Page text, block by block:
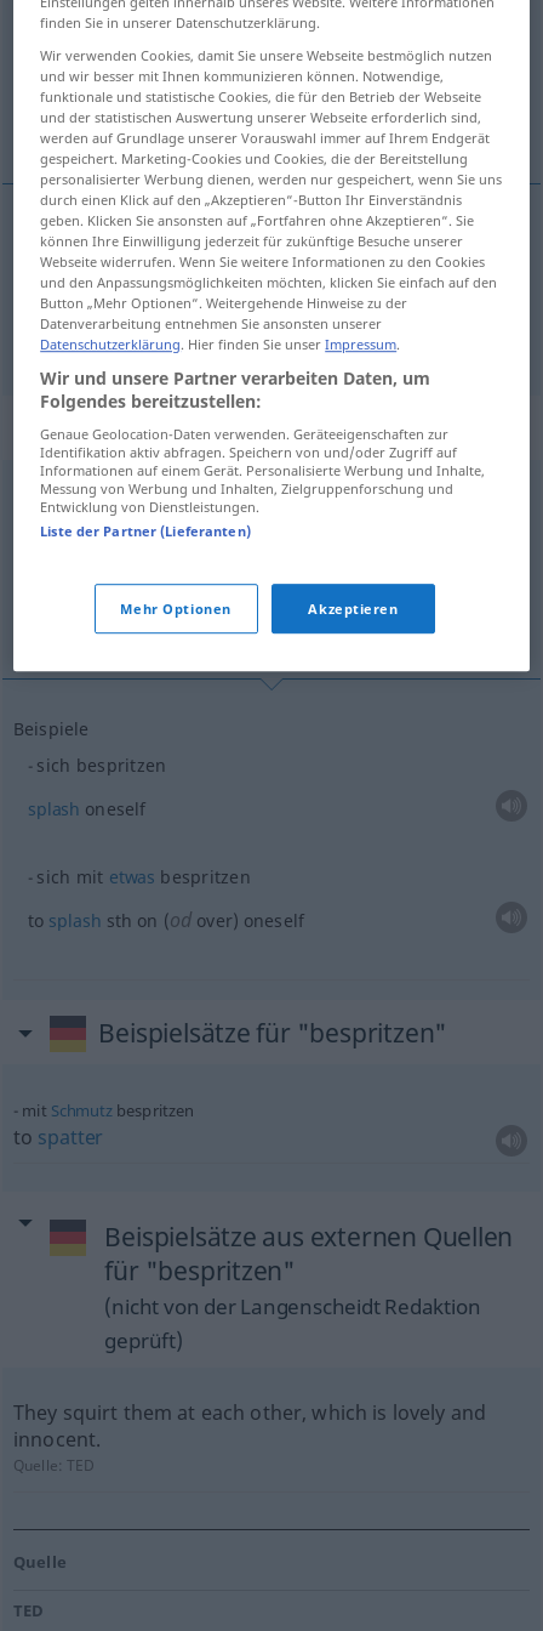
Übersicht aller Übersetzungen
(Für mehr Details die Übersetzung anklicken/antippen)
splash, spatter spray
splash,spatter (mitwith) bespritzen
spray(mitwith) bespritzen Pflanzen etc
„bespritzen“: reflexives Verb
bespritzenv/r
Übersicht aller Übersetzungen
splash oneself...
Beispiele
sich bespritzen
splash oneself
sich mit etwas bespritzen
to splash sth on (od over) oneself
Beispielsätze für "bespritzen"
mit Schmutzbespritzen
to spatter
Beispielsätze aus externen Quellen
für "bespritzen"
(nicht von der Langenscheidt Redaktion
geprüft)
They squirt them at each other, which is lovely and
innocent.
Quelle:TED
Quelle
TED
finden Sie in unserer Datenschutzerklärung.
Wir verwenden Cookies, damit Sie unsere Webseite bestmöglich nutzen
und wir besser mit Ihnen kommunizieren können. Notwendige,
funktionale und statistische Cookies, die für den Betrieb der Webseite
und der statistischen Auswertung unserer Webseite erforderlich sind,
werden auf Grundlage unserer Vorauswahl immer auf Ihrem Endgerät
gespeichert. Marketing-Cookies und Cookies, die der Bereitstellung
personalisierter Werbung dienen, werden nur gespeichert, wenn Sie uns
durch einen Klick auf den „Akzeptieren“-Button Ihr Einverständnis
geben. Klicken Sie ansonsten auf „Fortfahren ohne Akzeptieren“. Sie
können Ihre Einwilligung jederzeit für zukünftige Besuche unserer
Webseite widerrufen. Wenn Sie weitere Informationen zu den Cookies
und den Anpassungsmöglichkeiten möchten, klicken Sie einfach auf den
Button „Mehr Optionen“. Weitergehende Hinweise zu der
Datenverarbeitung entnehmen Sie ansonsten unserer
Datenschutzerklärung. Hier finden Sie unserImpressum.
Wir und unsere Partner verarbeiten Daten, um
Folgendes bereitzustellen:
Genaue Geolocation-Daten verwenden. Geräteeigenschaften zur
Identifikation aktiv abfragen. Speichern von und/oder Zugriff auf
Informationen auf einem Gerät. Personalisierte Werbung und Inhalte,
Messung von Werbung und Inhalten, Zielgruppenforschung und
Entwicklung von Dienstleistungen.
Liste der Partner (Lieferanten)
Mehr Optionen Akzeptieren